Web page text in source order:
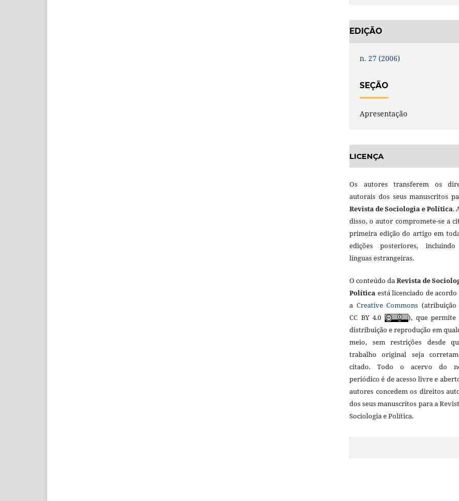
EDIÇÃO
n. 27 (2006)
SEÇÃO
Apresentação
LICENÇA
Os autores transferem os
autorais dos seus manuscritos
Revista de Sociologia e Política.
disso, o autor compromete-se a
primeira edição do artigo em
edições posteriores,
línguas estrangeiras.
O conteúdo daRevista de
Política está licenciado de acordo
a Creative Commons
CC BY 4.0
), que permite
distribuição e reprodução em
meio, sem restrições desde
trabalho original seja
citado. Todo o acervo do
periódico é de acesso livre e
autores concedem os direitos
dos seus manuscritos para a
Sociologia e Política.